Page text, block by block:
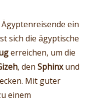
ein
sich die ägyptische
erreichen, um die
, den Sphinxund
Mit guter
einem